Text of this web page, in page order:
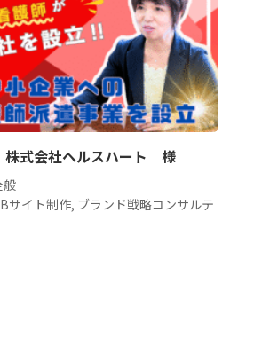
株式会社ヘルスハート 様
般
サイト制作, ブランド戦略コンサルテ